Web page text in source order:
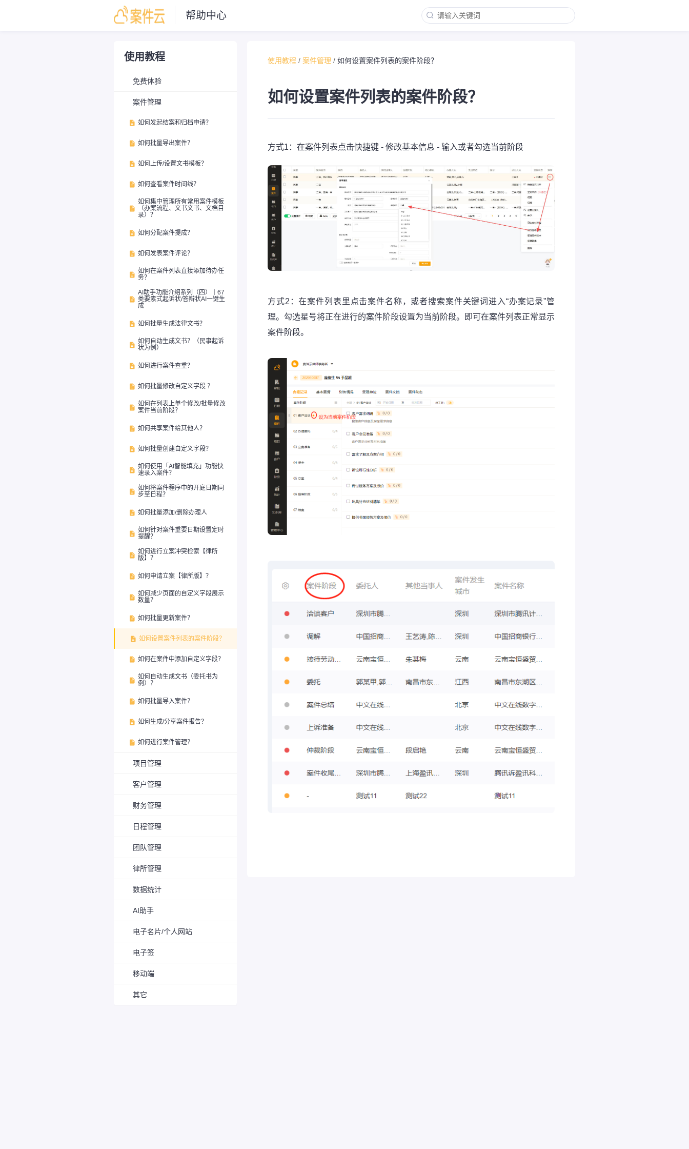
帮助中心
使用教程
免费体验
案件管理
 如何发起结案和归档申请？
 如何批量导出案件？
 如何上传/设置文书模板？
 如何查看案件时间线？

如何集中管理所有常用案件模板
（办案流程、文书文书、文档目
录）？
 如何分配案件提成？
 如何发表案件评论？
 如何在案件列表直接添加待办任
务？

AI助手功能介绍系列（四）丨67
类要素式起诉状/答辩状AI一键生
成
 如何批量生成法律文书？
 如何自动生成文书？（民事起诉
状为例）
 如何进行案件查重？
 如何批量修改自定义字段 ？
 如何在列表上单个修改/批量修改
案件当前阶段？
 如何共享案件给其他人？
 如何批量创建自定义字段？
 如何使用「AI智能填充」功能快
速录入案件？
 如何将案件程序中的开庭日期同
步至日程？
 如何批量添加/删除办理人
 如何针对案件重要日期设置定时
提醒？
 如何进行立案冲突检索【律所
版】？
 如何申请立案【律所版】？
 如何减少页面的自定义字段展示
数量？
 如何批量更新案件？
 如何设置案件列表的案件阶段？
 如何在案件中添加自定义字段？
 如何自动生成文书（委托书为
例）？
 如何批量导入案件？
 如何生成/分享案件报告？
 如何进行案件管理？
项目管理
客户管理
财务管理
日程管理
团队管理
律所管理
数据统计
AI助手
电子名片/个人网站
电子签
移动端
其它
使用教程 / 案件管理 / 如何设置案件列表的案件阶段？
如何设置案件列表的案件阶段？
方式1：在案件列表点击快捷键 - 修改基本信息 - 输入或者勾选当前阶段
方式2：在案件列表里点击案件名称，或者搜索案件关键词进入“办案记录”管
理。勾选星号将正在进行的案件阶段设置为当前阶段。即可在案件列表正常显示
案件阶段。